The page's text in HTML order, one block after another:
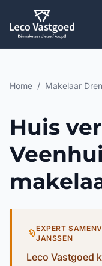
Ga direct naar inhoud
Home / Makelaar
Huis
EXPERT
JANSSEN
Leco Vastgoed